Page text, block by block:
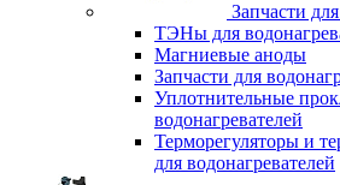
Запчасти
ТЭНы для
Магниевые аноды
Запчасти для
Уплотнительные
водонагревателей
Терморегуляторы и
для водонагревателей